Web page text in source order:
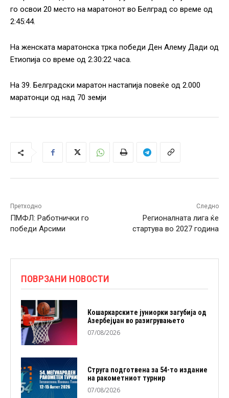
го освои 20 место на маратонот во Белград со време од
2:45:44.
На женската маратонска трка победи Ден Алему Дади од
Етиопија со време од 2:30:22 часа.
На 39. Белградски маратон настапија повеќе од 2.000
маратонци од над 70 земји
Претходно
ПМФЛ: Работнички го
победи Арсими
Следно
Регионалната лига ќе
стартува во 2027 година
ПОВРЗАНИ НОВОСТИ
Кошаркарските јуниорки загубија од
Азербејџан во разигрувањето
07/08/2026
Струга подготвена за 54-то издание
на ракометниот турнир
07/08/2026